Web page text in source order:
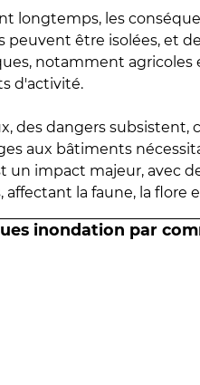
longtemps, les
peuvent être isolées, et
notamment
d'activité.
des dangers
aux bâtiments
un impact majeur, avec
la faune, la flore
inondation par